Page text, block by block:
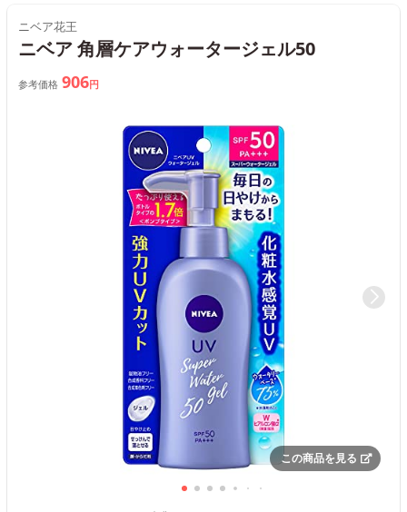
ニベア花王
ニベア 角層ケアウォータージェル50
参考価格 906円
この商品を見る